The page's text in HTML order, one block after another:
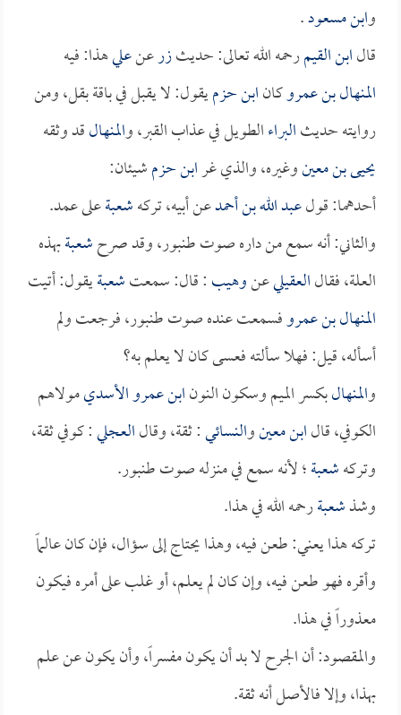
وابن مسعود.
قالابن القيمرحمه الله تعالى: حديثزرعنعليهذا: فيه
المنهال بن عمروكانابن حزميقول: لا يقبل في باقة بقل، ومن
روايته حديثالبراءالطويل في عذاب القبر، والمنهالقد وثقه
يحيى بن معينوغيره، والذي غرابن حزمشيئان:
أحدهما: قولعبد الله بن أحمدعن أبيه، تركهشعبةعلى عمد.
والثاني: أنه سمع من داره صوت طنبور، وقد صرحشعبةبهذه
العلة، فقالالعقيليعنوهيب: قال: سمعتشعبةيقول: أتيت
المنهال بن عمروفسمعت عنده صوت طنبور، فرجعت ولم
أسأله، قيل: فهلا سألته فعسى كان لا يعلم به؟
والمنهالبكسر الميم وسكون النونابن عمرو الأسديمولاهم
الكوفي، قالابن معينوالنسائي: ثقة، وقالالعجلي: كوفي ثقة،
وتركهشعبة؛ لأنه سمع في منزله صوت طنبور.
وشذشعبةرحمه الله في هذا.
تركه هذا يعني: طعن فيه، وهذا يحتاج إلى سؤال، فإن كان عالماً
وأقره فهو طعن فيه، وإن كان لم يعلم، أو غلب على أمره فيكون
معذوراً في هذا.
والمقصود: أن الجرح لا بد أن يكون مفسراً، وأن يكون عن علم
بهذا، وإلا فالأصل أنه ثقة.